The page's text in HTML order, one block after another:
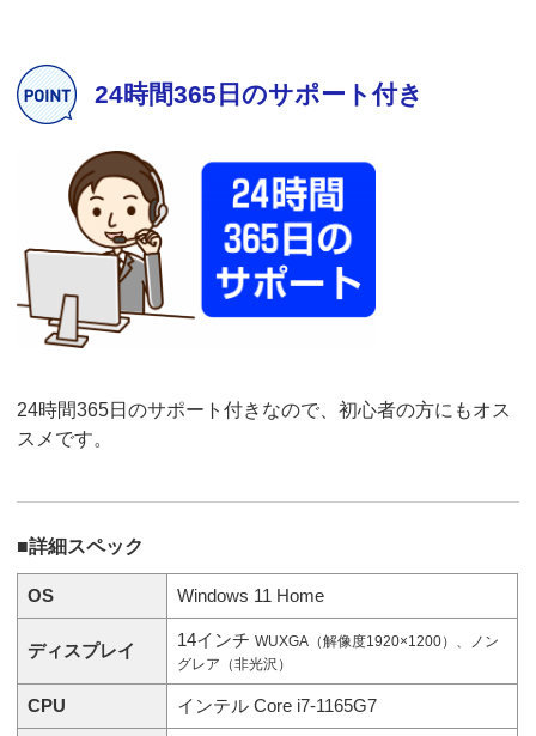
24時間365日のサポート付き
24時間365日のサポート付きなので、初心者の方にもオス
スメです。
■詳細スペック
OS Windows 11 Home
ディスプレイ
14インチ WUXGA（解像度1920×1200）、ノン
グレア（非光沢）
CPU インテル Core i7-1165G7